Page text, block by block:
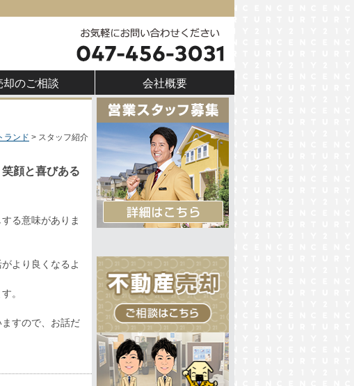
却のご相談 会社概要
ランド スタッフ紹介
顔と喜びある
る意味がありま
より良くなるよ
。
すので、お話だ